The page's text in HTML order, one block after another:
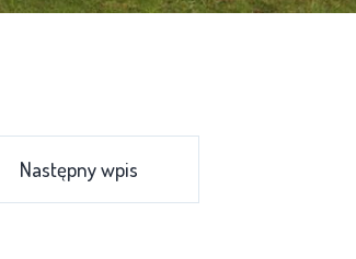
Następny wpis